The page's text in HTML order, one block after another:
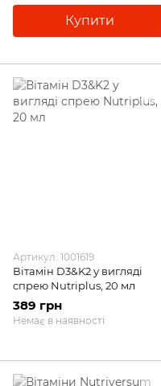
Купити
Артикул: 1001619
Вітамін D3&K2 у вигляді
спрею Nutriplus, 20 мл
389 грн
Немає в наявності